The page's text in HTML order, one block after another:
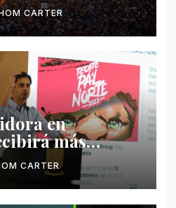
CARTER
en
más
de
CARTER